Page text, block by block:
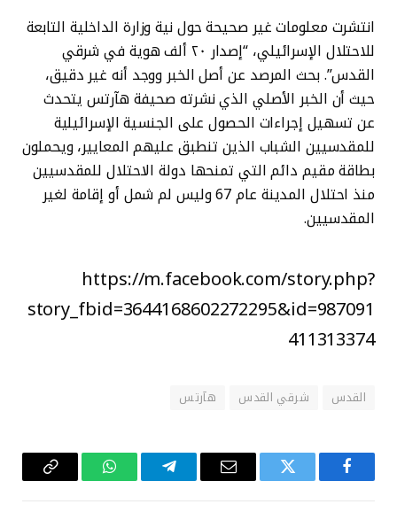
انتشرت معلومات غير صحيحة حول نية وزارة الداخلية التابعة
للاحتلال الإسرائيلي، “إصدار ٢٠ ألف هوية في شرقي
القدس”. بحث المرصد عن أصل الخبر ووجد أنه غير دقيق،
حيث أن الخبر الأصلي الذي نشرته صحيفة هآرتس يتحدث
عن تسهيل إجراءات الحصول على الجنسية الإسرائيلية
للمقدسيين الشباب الذين تنطبق عليهم المعايير، ويحملون
بطاقة مقيم دائم التي تمنحها دولة الاحتلال للمقدسيين
منذ احتلال المدينة عام 67 وليس لم شمل أو إقامة لغير
المقدسيين.
https://m.facebook.com/story.php?
story_fbid=3644168602272295&id=987091
411313374
القدس شرقي القدس هآرتس
فيسبوك تويتر
البريد
تيلقرام واتساب Copy